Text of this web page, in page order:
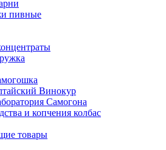
пивные
Винокур
Самогона
и копчения колбас
товары